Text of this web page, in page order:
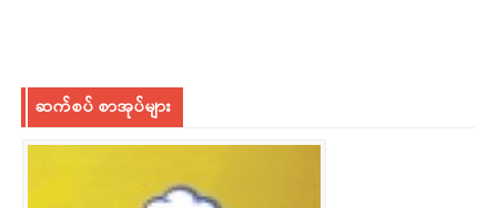
ဆက်စပ် စာအုပ်များ